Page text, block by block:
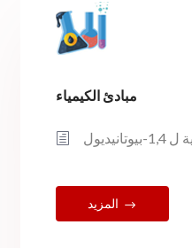
مبادئ الكيمياء
المزيد